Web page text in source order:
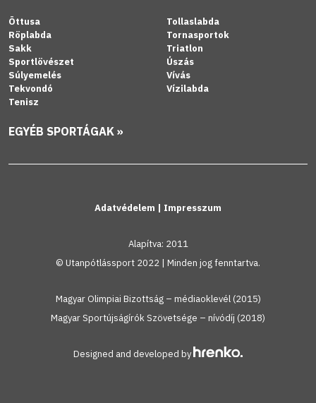
Öttusa
Röplabda
Sakk
Sportlövészet
Súlyemelés
Tekvondó
Tenisz
Tollaslabda
Tornasportok
Triatlon
Úszás
Vívás
Vízilabda
EGYÉB SPORTÁGAK »
Adatvédelem | Impresszum
Alapítva: 2011
© Utanpótlássport 2022 | Minden jog fenntartva.
Magyar Olimpiai Bizottság – médiaoklevél (2015)
Magyar Sportújságírók Szövetsége – nívódíj (2018)
Designed and developed by